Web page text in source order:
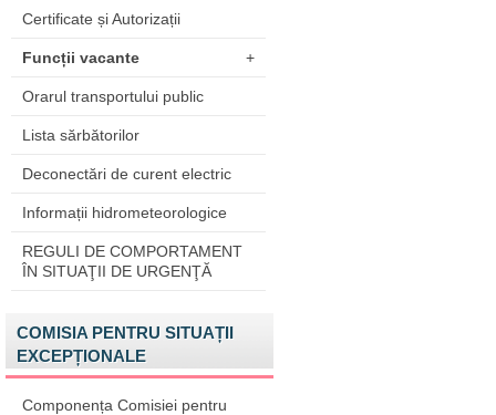
Certificate și Autorizații
Funcții vacante +
Orarul transportului public
Lista sărbătorilor
Deconectări de curent electric
Informații hidrometeorologice
REGULI DE COMPORTAMENT
ÎN SITUAŢII DE URGENŢĂ
COMISIA PENTRU SITUAȚII
EXCEPȚIONALE
Componența Comisiei pentru